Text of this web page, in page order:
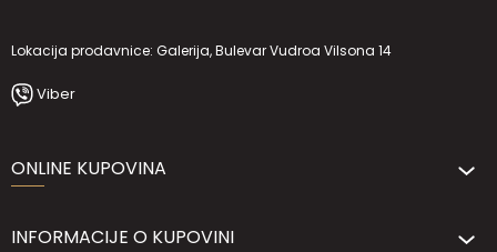
Lokacija prodavnice: Galerija, Bulevar Vudroa Vilsona 14
Viber
ONLINE KUPOVINA
INFORMACIJE O KUPOVINI